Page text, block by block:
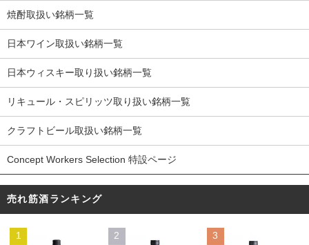
焼酎取扱い銘柄一覧
日本ワイン取扱い銘柄一覧
日本ウィスキー取り扱い銘柄一覧
リキュール・スピリッツ取り扱い銘柄一覧
クラフトビール取扱い銘柄一覧
Concept Workers Selection 特設ページ
売れ筋酒ランキング
1 2 3